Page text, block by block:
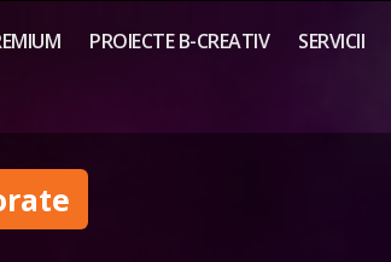
PROIECTE B-CREATIV SERVICII